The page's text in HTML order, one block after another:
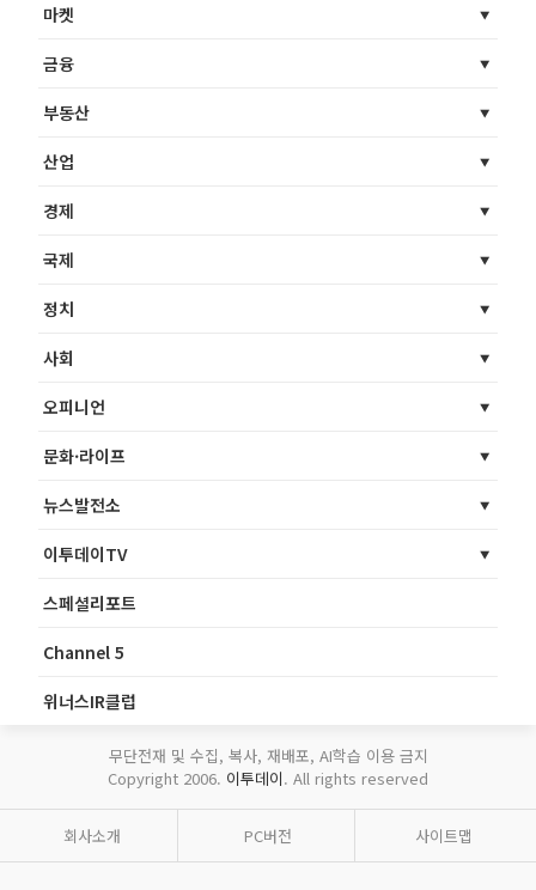
마켓
금융
부동산
산업
경제
국제
정치
사회
오피니언
문화·라이프
뉴스발전소
이투데이TV
스페셜리포트
Channel 5
위너스IR클럽
무단전재 및 수집, 복사, 재배포, AI학습 이용 금지
Copyright 2006. 이투데이. All rights reserved
회사소개 PC버전 사이트맵